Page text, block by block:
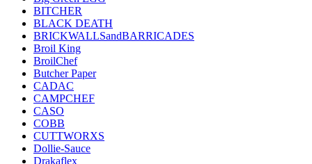
BITCHER
BLACK DEATH
BRICKWALLSandBARRICADES
Broil King
BroilChef
Butcher Paper
CADAC
CAMPCHEF
CASO
COBB
CUTTWORXS
Dollie-Sauce
Drakaflex